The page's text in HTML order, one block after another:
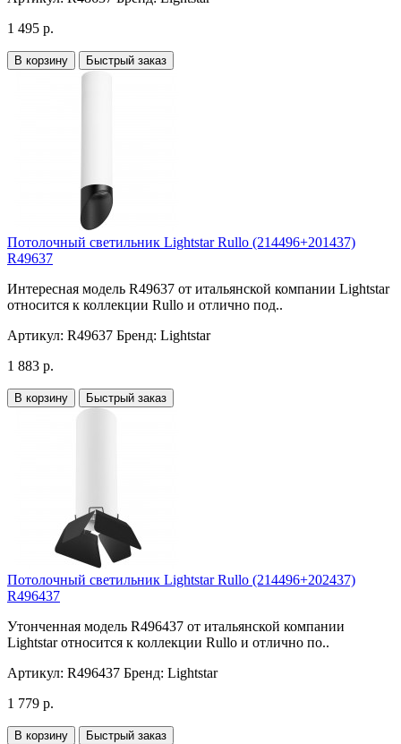
1 495 р.
В корзину Быстрый заказ
Потолочный светильник Lightstar Rullo (214496+201437)
R49637
Интересная модель R49637 от итальянской компании Lightstar
относится к коллекции Rullo и отлично под..
Артикул: R49637 Бренд: Lightstar
1 883 р.
В корзину Быстрый заказ
Потолочный светильник Lightstar Rullo (214496+202437)
R496437
Утонченная модель R496437 от итальянской компании
Lightstar относится к коллекции Rullo и отлично по..
Артикул: R496437 Бренд: Lightstar
1 779 р.
В корзину Быстрый заказ